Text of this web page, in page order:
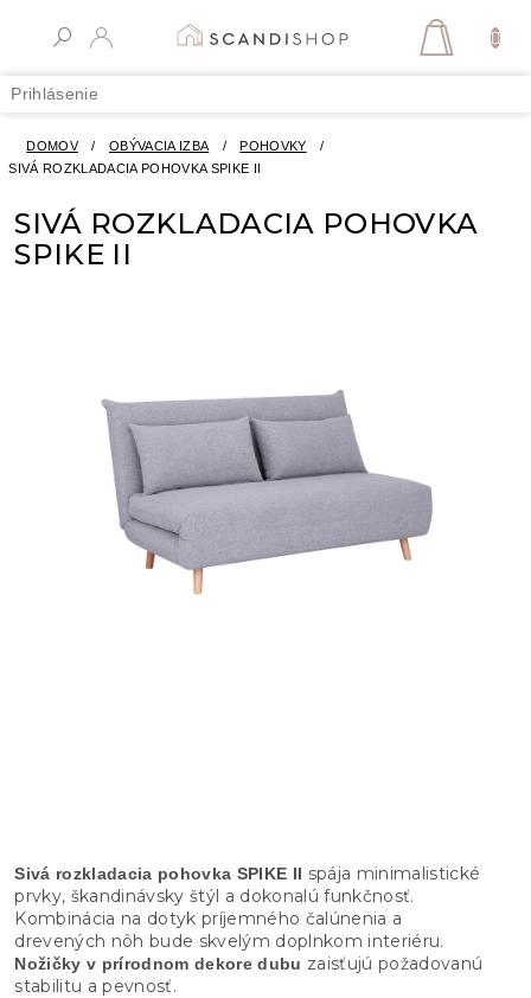
Prihlásenie
DOMOV / OBÝVACIA IZBA / POHOVKY
/
SIVÁ ROZKLADACIA POHOVKA SPIKE II
SIVÁ ROZKLADACIA POHOVKA
SPIKE II
Sivá rozkladacia pohovka SPIKE II spája minimalistické
prvky, škandinávsky štýl a dokonalú funkčnosť.
Kombinácia na dotyk príjemného čalúnenia a
drevených nôh bude skvelým doplnkom interiéru.
Nožičky v prírodnom dekore dubu zaisťujú požadovanú
stabilitu a pevnosť.